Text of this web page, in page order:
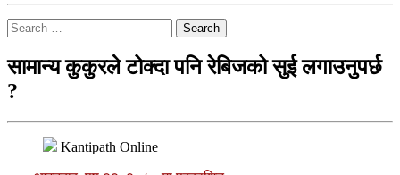
Search
सामान्य कुकुरले टोक्दा पनि रेबिजको सुई लगाउनुपर्छ
?
Kantipath Online